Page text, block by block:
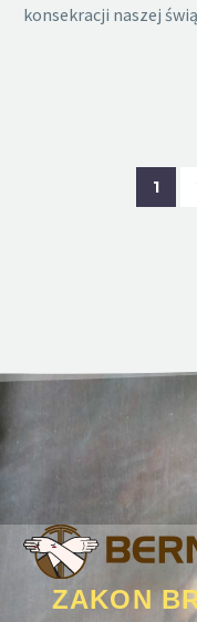
konsekracji naszej
1
ZAKON